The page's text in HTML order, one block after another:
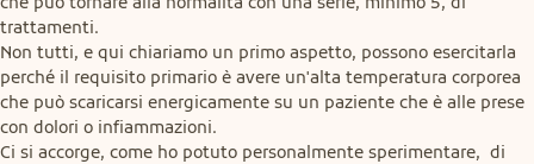
trattamenti.
Non tutti, e qui chiariamo un primo aspetto, possono esercitarla
perché il requisito primario è avere un'alta temperatura corporea
che può scaricarsi energicamente su un paziente che è alle prese
con dolori o infiammazioni.
Ci si accorge, come ho potuto personalmente sperimentare,  di